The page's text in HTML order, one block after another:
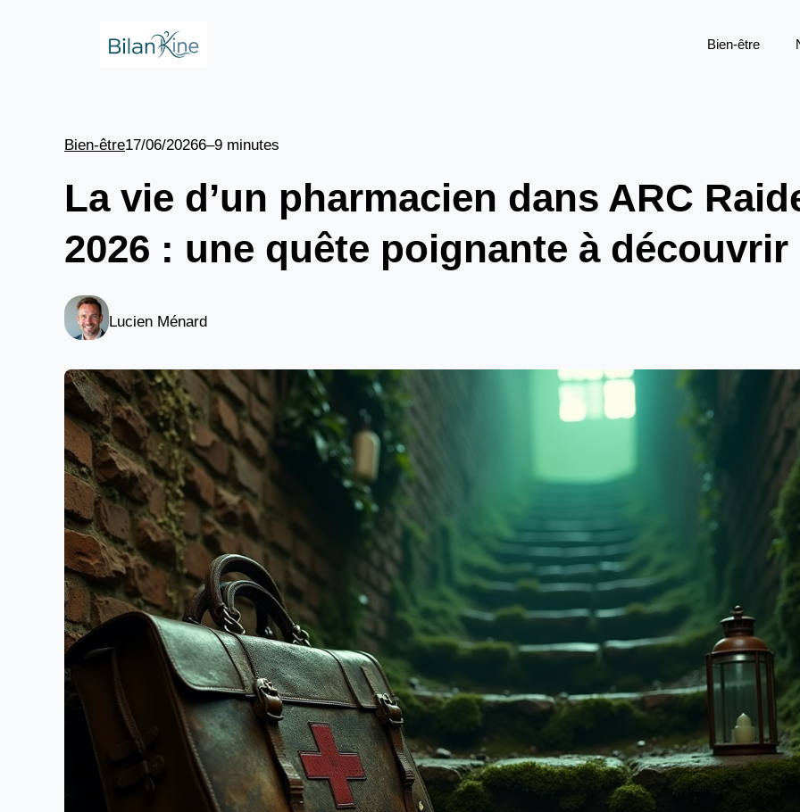
Bien-être
Bien-être17/06/20266–9 minutes
La vie d’un pharmacien dans ARC
2026 : une quête poignante à découvrir
Lucien Ménard